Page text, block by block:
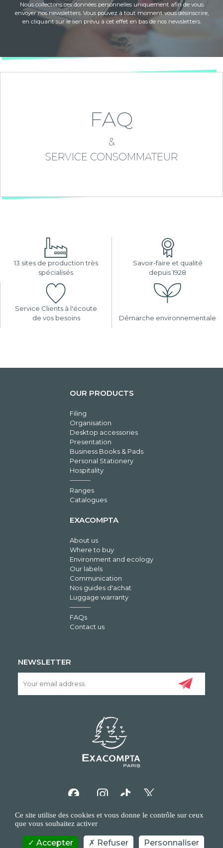
Nous collectons ces données personnelles uniquement afin de vous
envoyer nos newsletters. Vous pouvez à tout moment vous désinscrire,
en cliquant sur le lien prévu à cet effet en bas de nos newsletters.
FAQ
&
SERVICE CONSOMMATEUR
13 sites de production très
spécialisés
Savoir-faire et qualité
depuis 1928
Service Clients à l'écoute
de vos besoins
Démarche environnementale
OUR PRODUCTS
Filing
Organisation
Desktop accessories
Presentation
Business Books & Pads
Personal Stationery
Hospitality
Ranges
Catalogues
EXACOMPTA
About us
Where to buy
Environment and ecology
Our labels
Communication
Nos guides d'achat
Luggage warranty
FAQs
Contact us
NEWSLETTER
Ce site utilise des cookies et vous donne le contrôle sur ceux
que vous souhaitez activer
Accepter Refuser Personnaliser